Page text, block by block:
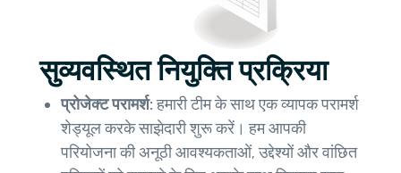
सुव्यवस्थित नियुक्ति प्रक्रिया
प्रोजेक्ट परामर्श:हमारी टीम के साथ एक व्यापक परामर्श
शेड्यूल करके साझेदारी शुरू करें। हम आपकी
परियोजना की अनूठी आवश्यकताओं, उद्देश्यों और वांछित